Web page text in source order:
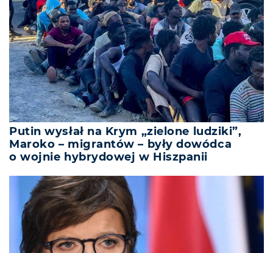
Putin wysłał na Krym „zielone ludziki”,
Maroko – migrantów – były dowódca
o wojnie hybrydowej w Hiszpanii